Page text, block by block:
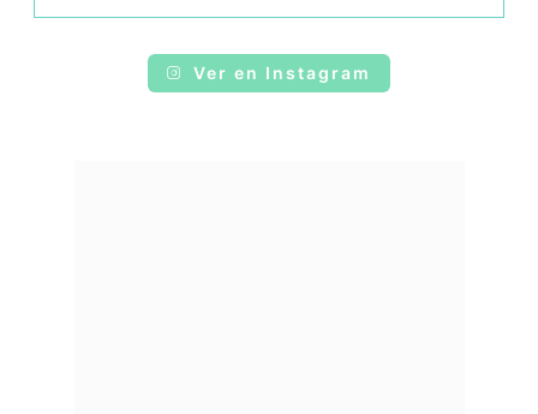
Ver en Instagram